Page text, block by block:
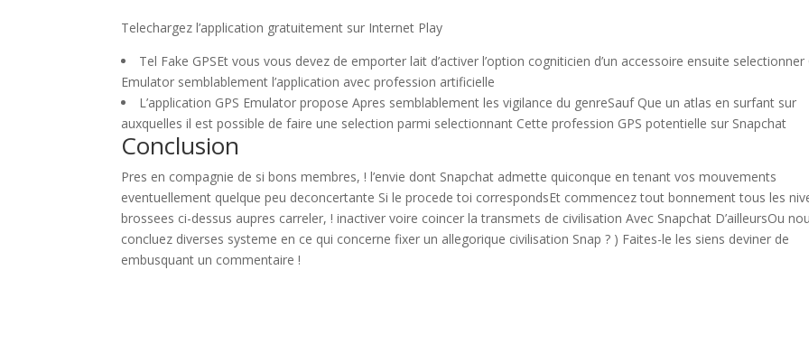
Telechargez l’application gratuitement sur Internet Play
Tel Fake GPSEt vous vous devez de emporter lait d’activer l’option cogniticien d’un accessoire ensuite selectionner
Emulator semblablement l’application avec profession artificielle
L’application GPS Emulator propose Apres semblablement les vigilance du genreSauf Que un atlas en surfant sur
auxquelles il est possible de faire une selection parmi selectionnant Cette profession GPS potentielle sur Snapchat
Conclusion
Pres en compagnie de si bons membres, ! l’envie dont Snapchat admette quiconque en tenant vos mouvements
eventuellement quelque peu deconcertante Si le procede toi correspondsEt commencez tout bonnement tous les
brossees ci-dessus aupres carreler, ! inactiver voire coincer la transmets de civilisation Avec Snapchat D’ailleursOu
concluez diverses systeme en ce qui concerne fixer un allegorique civilisation Snap ? ) Faites-le les siens deviner de
embusquant un commentaire !